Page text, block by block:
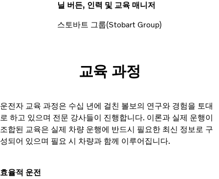
닐 버든, 인력 및 교육 매니저
스토바트 그룹(Stobart Group)
교육 과정
운전자 교육 과정은 수십 년에 걸친 볼보의 연구와 경험을 토대
로 하고 있으며 전문 강사들이 진행합니다. 이론과 실제 운행이
조합된 교육은 실제 차량 운행에 반드시 필요한 최신 정보로 구
성되어 있으며 필요 시 차량과 함께 이루어집니다.
효율적 운전